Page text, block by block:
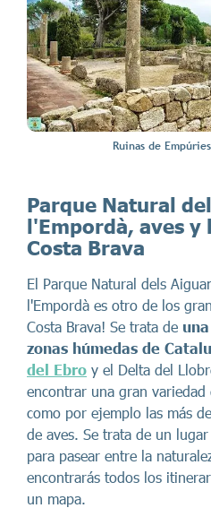
Ruinas de
Parque Natural
l'Empordà, aves y
Costa Brava
El Parque Natural dels
l'Empordà es otro de los
Costa Brava! Se trata de
zonas húmedas de
del Ebro y el Delta del
encontrar una gran variedad
como por ejemplo las más
de aves. Se trata de un
para pasear entre la
encontrarás todos los
un mapa.